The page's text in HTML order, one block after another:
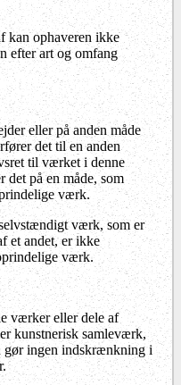
kan ophaveren ikke
efter art og omfang
eller på anden måde
det til en anden
til værket i denne
det på en måde, som
værk.
værk, som er
et andet, er ikke
værk.
værker eller dele af
kunstnerisk samleværk,
gør ingen indskrænkning i